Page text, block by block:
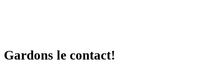
Gardons le contact!